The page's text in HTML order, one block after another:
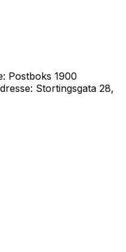
Postboks 1900
Stortingsgata 28,